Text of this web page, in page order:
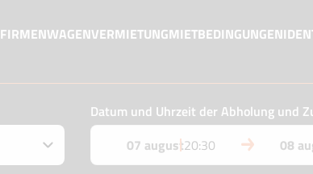
FIRMENWAGENVERMIETUNGMIETBEDINGUNGEN
Datum und Uhrzeit der Abholung und
07 august20:30 08